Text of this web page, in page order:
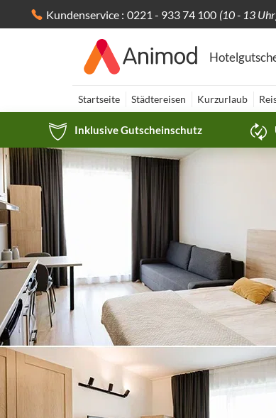
Kundenservice : 0221 - 933 74 100 (10 - 13
Startseite Städtereisen Kurzurlaub
Inklusive Gutscheinschutz